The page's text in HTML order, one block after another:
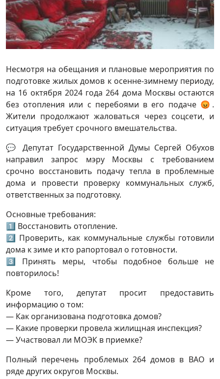
Несмотря на обещания и плановые мероприятия по
подготовке жилых домов к осенне-зимнему периоду,
на 16 октября 2024 года 264 дома Москвы остаются
без отопления или с перебоями в его подаче 😡.
Жители продолжают жаловаться через соцсети, и
ситуация требует срочного вмешательства.
💬 Депутат Государственной Думы Сергей Обухов
направил запрос мэру Москвы с требованием
срочно восстановить подачу тепла в проблемные
дома и провести проверку коммунальных служб,
ответственных за подготовку.
Основные требования:
1️⃣ Восстановить отопление.
2️⃣ Проверить, как коммунальные службы готовили
дома к зиме и кто рапортовал о готовности.
3️⃣ Принять меры, чтобы подобное больше не
повторилось!
Кроме того, депутат просит предоставить
информацию о том:
— Как организована подготовка домов?
— Какие проверки провела жилищная инспекция?
— Участвовал ли МОЭК в приемке?
Полный перечень проблемых 264 домов в ВАО и
ряде других округов Москвы.